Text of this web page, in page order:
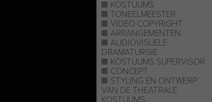
KOSTUUMS
TONEELMEESTER
VIDEO COPYRIGHT
ARRANGEMENTEN
AUDIOVISUELE
DRAMATURGIE
KOSTUUMS SUPERVISOR
CONCEPT
STYLING EN ONTWERP
VAN DE THEATRALE
KOSTUUMS